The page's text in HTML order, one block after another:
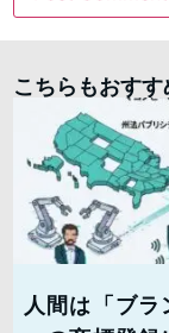
こちらもおすす
人間は「ブ